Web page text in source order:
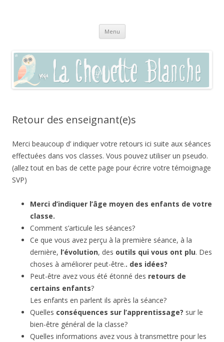
enseignement autour du bien-être
(dans le Gard 30250) et par visio en zoom
Menu Aller
contenu
Retour des enseignant(e)s
Merci beaucoup d’ indiquer votre retours ici suite aux séances
effectuées dans vos classes. Vous pouvez utiliser un pseudo.
(allez tout en bas de cette page pour écrire votre témoignage
SVP)
Merci d’indiquer l’âge moyen des enfants de votre
classe.
Comment s’articule les séances?
Ce que vous avez perçu à la première séance, à la
dernière, l’évolution, des outils qui vous ont plu. Des
choses à améliorer peut-être.. des idées?
Peut-être avez vous été étonné des retours de
certains enfants?
Les enfants en parlent ils après la séance?
Quelles conséquences sur l’apprentissage? sur le
bien-être général de la classe?
Quelles informations avez vous à transmettre pour les